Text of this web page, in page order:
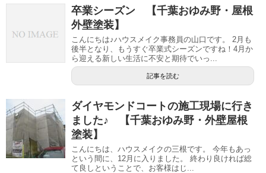
卒業シーズン 【千葉おゆみ野・屋根
外壁塗装】
こんにちは♪ハウスメイク事務員の山口です。 2月も
後半となり、もうすぐ卒業式シーズンですね！4月か
ら迎える新しい生活に不安と期待でいっ...
記事を読む
ダイヤモンドコートの施工現場に行き
ました♪ 【千葉おゆみ野・外壁屋根
塗装】
こんにちは、ハウスメイクの三根です。 今年もあっ
という間に、12月に入りました。 終わり良ければ総
て良しということで、お客様はじ...